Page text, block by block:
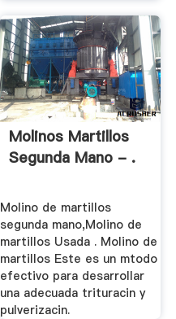
Molinos Martillos
Segunda Mano - .
Molino de martillos
segunda mano,Molino de
martillos Usada . Molino de
martillos Este es un mtodo
efectivo para desarrollar
una adecuada trituracin y
pulverizacin.